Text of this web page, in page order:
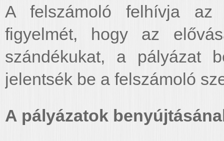
A felszámoló felhívja az
figyelmét, hogy az
szándékukat, a pályázat
jelentsék be a felszámoló
A pályázatok